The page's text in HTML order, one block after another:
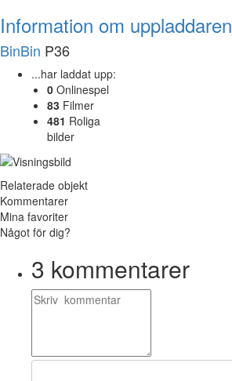
Information om uppladdaren
BinBin P36
...har laddat upp:
0 Onlinespel
83 Filmer
481 Roliga
bilder
Relaterade objekt
Kommentarer
Mina favoriter
Något för dig?
3 kommentarer